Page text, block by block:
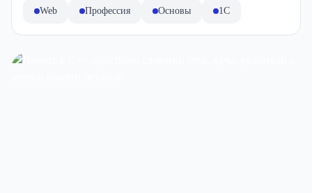
Web Профессия Основы 1C